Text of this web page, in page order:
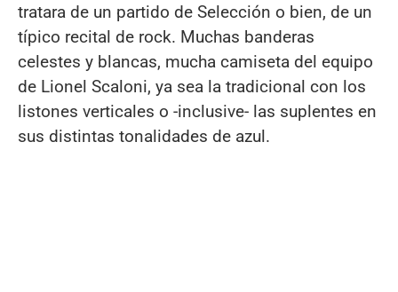
tratara de un partido de Selección o bien, de un
típico recital de rock. Muchas banderas
celestes y blancas, mucha camiseta del equipo
de Lionel Scaloni, ya sea la tradicional con los
listones verticales o -inclusive- las suplentes en
sus distintas tonalidades de azul.